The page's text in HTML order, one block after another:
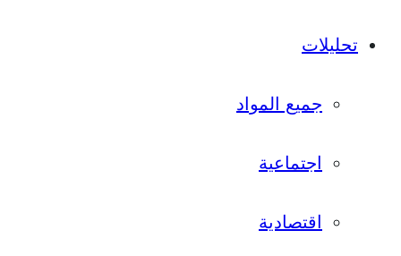
تحليلات
جميع المواد
اجتماعية
اقتصادية